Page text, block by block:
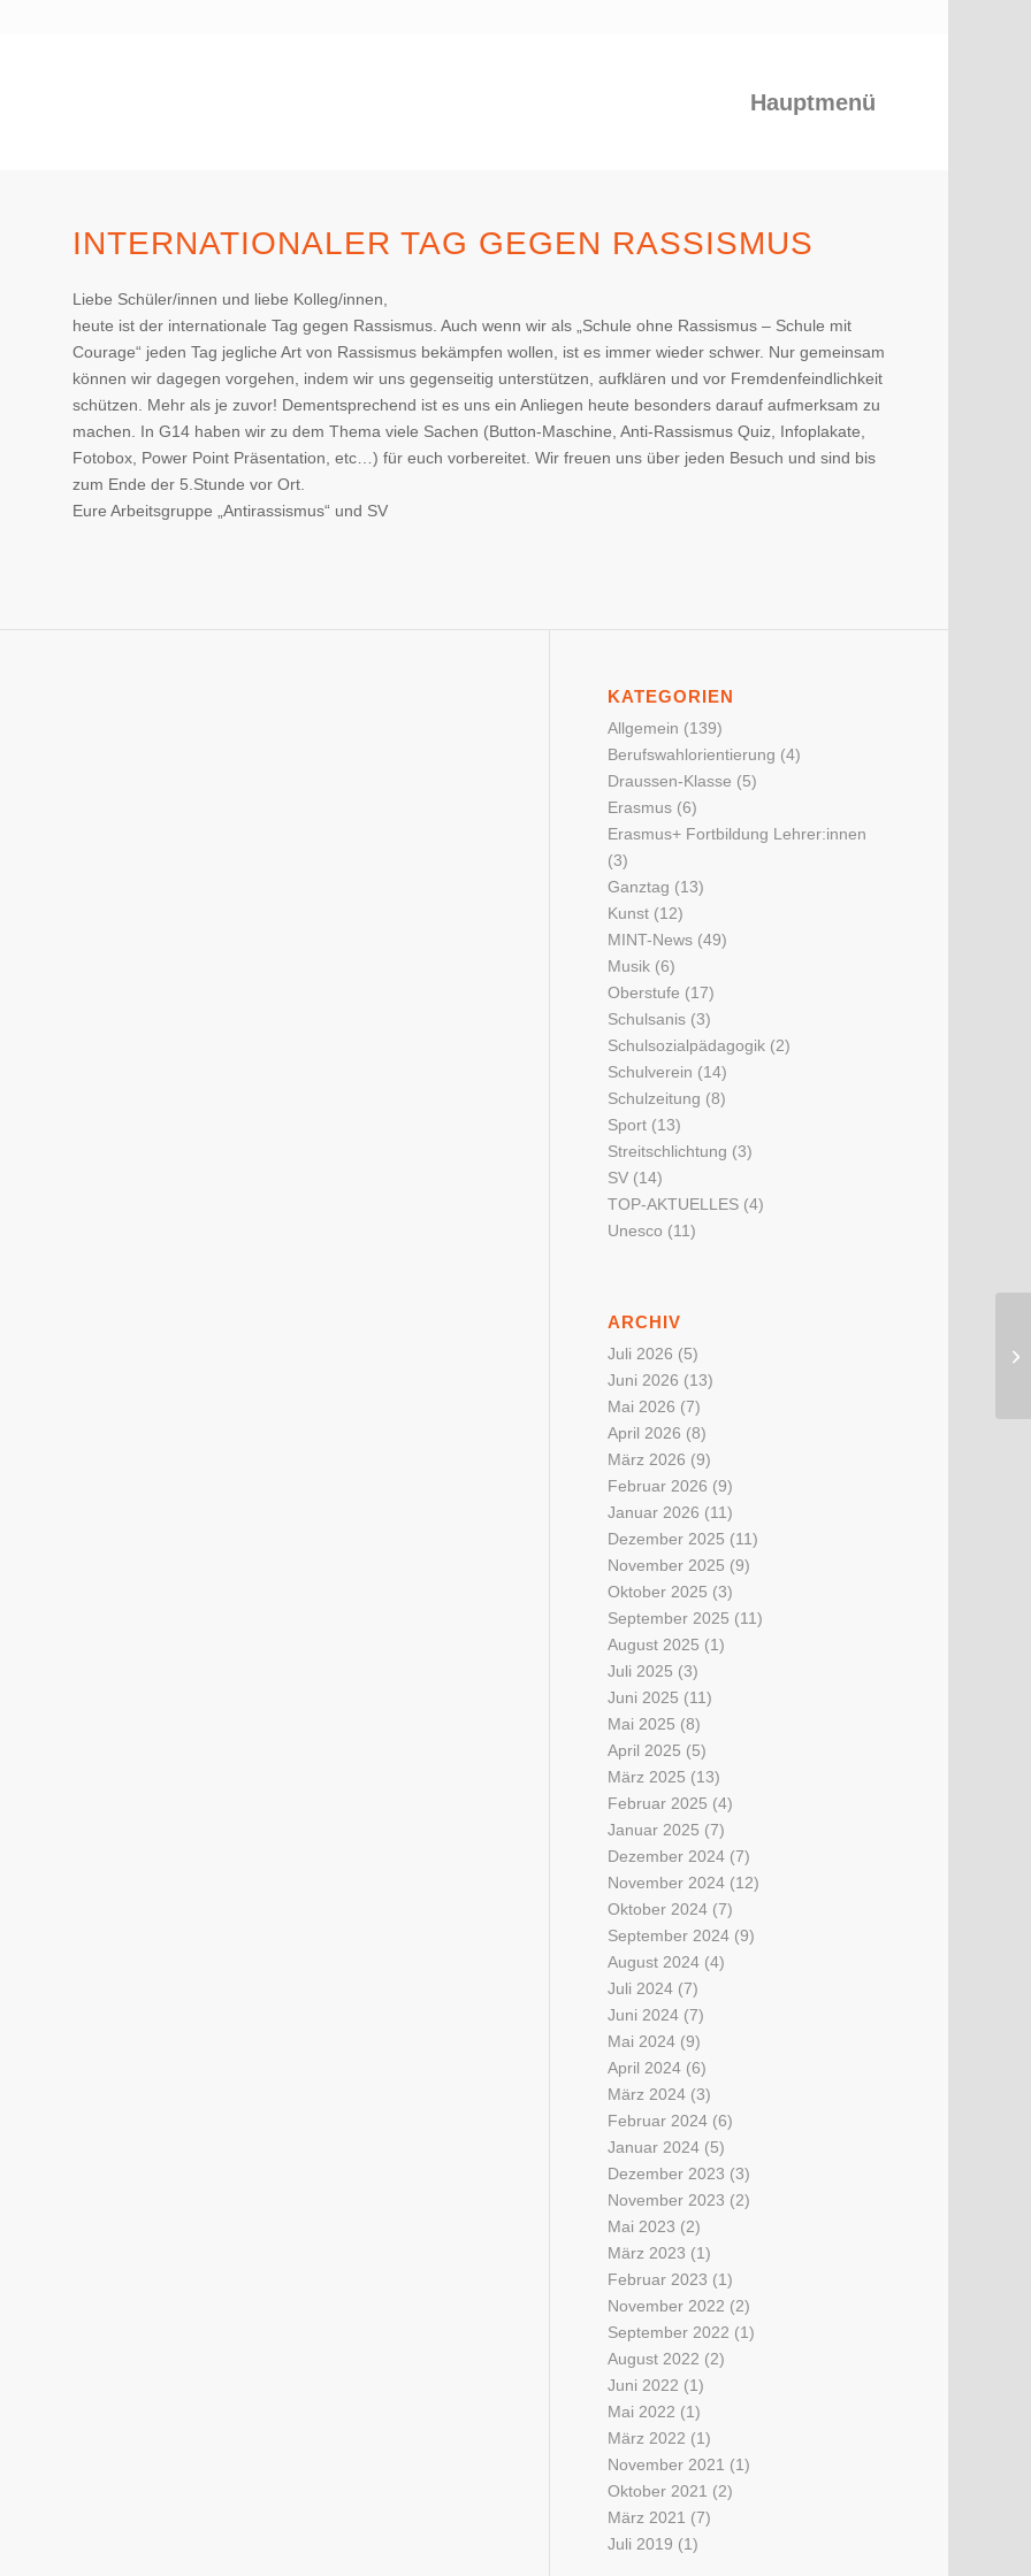
Hauptmenü
INTERNATIONALER TAG GEGEN RASSISMUS
Liebe Schüler/innen und liebe Kolleg/innen,
heute ist der internationale Tag gegen Rassismus. Auch wenn wir als „Schule ohne Rassismus – Schule mit
Courage“ jeden Tag jegliche Art von Rassismus bekämpfen wollen, ist es immer wieder schwer. Nur gemeinsam
können wir dagegen vorgehen, indem wir uns gegenseitig unterstützen, aufklären und vor Fremdenfeindlichkeit
schützen. Mehr als je zuvor! Dementsprechend ist es uns ein Anliegen heute besonders darauf aufmerksam zu
machen. In G14 haben wir zu dem Thema viele Sachen (Button-Maschine, Anti-Rassismus Quiz, Infoplakate,
Fotobox, Power Point Präsentation, etc…) für euch vorbereitet. Wir freuen uns über jeden Besuch und sind bis
zum Ende der 5.Stunde vor Ort.
Eure Arbeitsgruppe „Antirassismus“ und SV
KATEGORIEN
Allgemein (139)
Berufswahlorientierung (4)
Draussen-Klasse (5)
Erasmus (6)
Erasmus+ Fortbildung Lehrer:innen
(3)
Ganztag (13)
Kunst (12)
MINT-News (49)
Musik (6)
Oberstufe (17)
Schulsanis (3)
Schulsozialpädagogik (2)
Schulverein (14)
Schulzeitung (8)
Sport (13)
Streitschlichtung (3)
SV (14)
TOP-AKTUELLES (4)
Unesco (11)
ARCHIV
Juli 2026 (5)
Juni 2026 (13)
Mai 2026 (7)
April 2026 (8)
März 2026 (9)
Februar 2026 (9)
Januar 2026 (11)
Dezember 2025 (11)
November 2025 (9)
Oktober 2025 (3)
September 2025 (11)
August 2025 (1)
Juli 2025 (3)
Juni 2025 (11)
Mai 2025 (8)
April 2025 (5)
März 2025 (13)
Februar 2025 (4)
Januar 2025 (7)
Dezember 2024 (7)
November 2024 (12)
Oktober 2024 (7)
September 2024 (9)
August 2024 (4)
Juli 2024 (7)
Juni 2024 (7)
Mai 2024 (9)
April 2024 (6)
März 2024 (3)
Februar 2024 (6)
Januar 2024 (5)
Dezember 2023 (3)
November 2023 (2)
Mai 2023 (2)
März 2023 (1)
Februar 2023 (1)
November 2022 (2)
September 2022 (1)
August 2022 (2)
Juni 2022 (1)
Mai 2022 (1)
März 2022 (1)
November 2021 (1)
Oktober 2021 (2)
März 2021 (7)
Juli 2019 (1)